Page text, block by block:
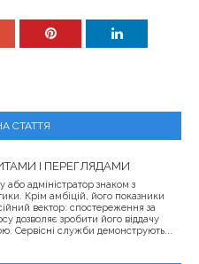
СТАТТЯ
І ПЕРЕГЛЯДАМИ
адміністратор знаком з
Крім амбіцій, його показники
вектор: спостереження за
дозволяє зробити його віддачу
Сервісні служби демонструють...